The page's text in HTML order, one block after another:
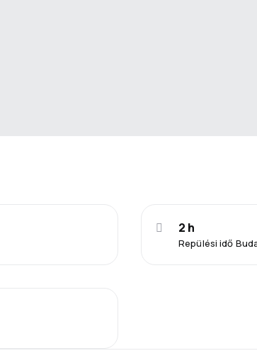
Repülési idő
2 h